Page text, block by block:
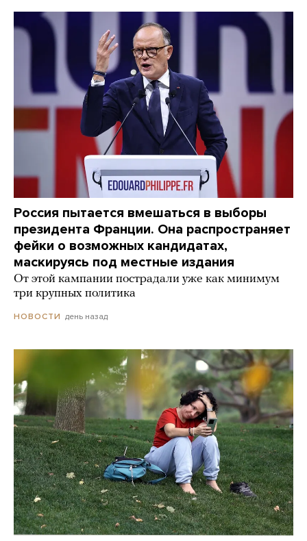
Россия пытается вмешаться в выборы
президента Франции. Она распространяет
фейки о возможных кандидатах,
маскируясь под местные издания
От этой кампании пострадали уже как минимум
три крупных политика
НОВОСТИ день назад